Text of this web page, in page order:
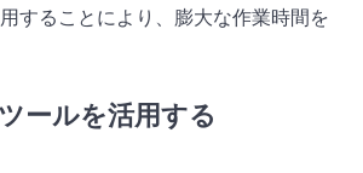
することにより、膨大な作業時間を
ールを活用する